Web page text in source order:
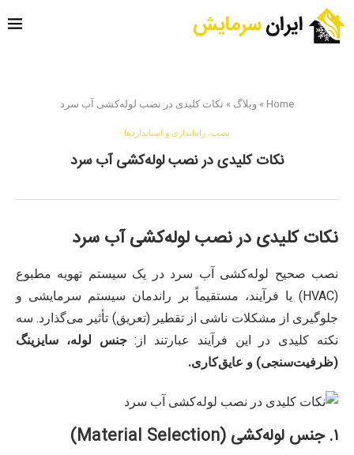
Home
»وبلاگ » نکات کلیدی در نصب لوله‌کشی آب سرد
نصب، راه‌اندازی و استانداردها
نکات کلیدی در نصب لوله‌کشی آب سرد
نکات کلیدی در نصب لوله‌کشی آب سرد
نصب صحیح لوله‌کشی آب سرد در یک سیستم تهویه مطبوع
(HVAC) یا فرآیند، مستقیماً بر راندمان سیستم سرمایشی و
جلوگیری از مشکلات ناشی از تقطیر (تعریق) تأثیر می‌گذارد. سه
نکته کلیدی در این فرآیند عبارتند از:جنس لوله، سایزینگ
(ظرفیت‌سنجی) و عایق‌کاری.
۱. جنس لوله‌کشی (Material Selection)